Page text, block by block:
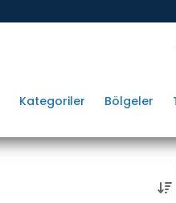
Kategoriler Bölgeler